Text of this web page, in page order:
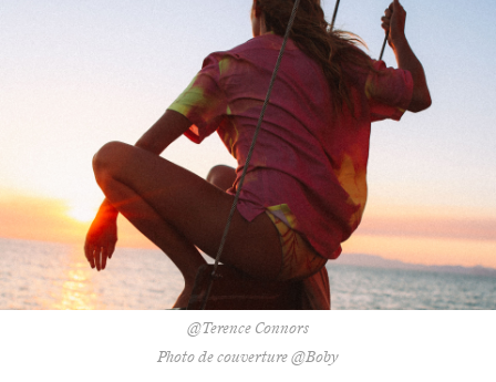
@Terence Connors
Photo de couverture @Boby